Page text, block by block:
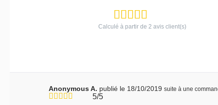
Calculé à partir de 2 avis client(s)
Anonymous A. publié le 18/10/2019 suite à une
5/5